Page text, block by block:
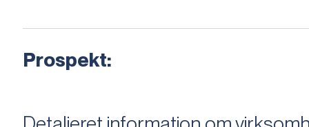
Prospekt: